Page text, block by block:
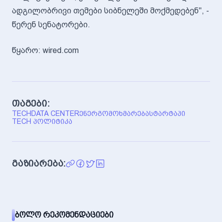
ადგილობრივი თემები სიბნელეში მოქმედებენ", -
წერენ სენატორები.
წყარო: wired.com
თაგები:
TECH DATA CENTERᲔᲜᲔᲠᲒᲝᲛᲝᲮᲛᲐᲠᲔᲑᲐᲡᲢᲐᲠᲢᲐᲞᲘ
TECH ᲞᲝᲚᲘᲢᲘᲙᲐ
გაზიარება:
ᲑᲝᲚᲝ ᲠᲔᲙᲝᲛᲔᲜᲓᲐᲪᲘᲔᲑᲘ